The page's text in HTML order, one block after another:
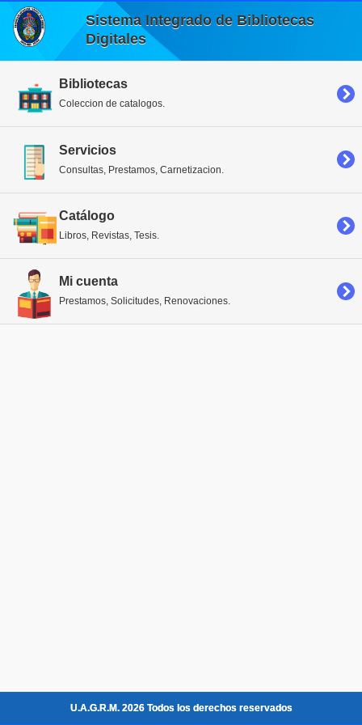
Sistema Integrado de Bibliotecas
Digitales
Bibliotecas
Coleccion de catalogos.
Servicios
Consultas, Prestamos, Carnetizacion.
Catálogo
Libros, Revistas, Tesis.
Mi cuenta
Prestamos, Solicitudes, Renovaciones.
U.A.G.R.M. 2026 Todos los derechos reservados